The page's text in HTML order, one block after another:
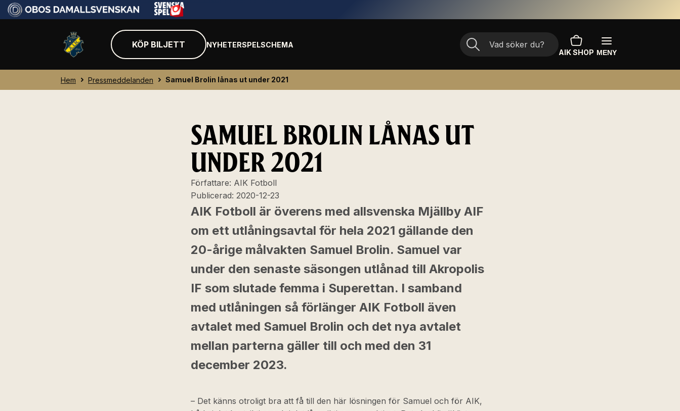
KÖP BILJETT NYHETERSPELSCHEMA
AIK SHOP MENY
Hem Pressmeddelanden Samuel Brolin lånas ut under 2021
SAMUEL BROLIN LÅNAS UT
UNDER 2021
Författare: AIK Fotboll
Publicerad: 2020-12-23
AIK Fotboll är överens med allsvenska Mjällby AIF
om ett utlåningsavtal för hela 2021 gällande den
20-årige målvakten Samuel Brolin. Samuel var
under den senaste säsongen utlånad till Akropolis
IF som slutade femma i Superettan. I samband
med utlåningen så förlänger AIK Fotboll även
avtalet med Samuel Brolin och det nya avtalet
mellan parterna gäller till och med den 31
december 2023.
– Det känns otroligt bra att få till den här lösningen för Samuel och för AIK,